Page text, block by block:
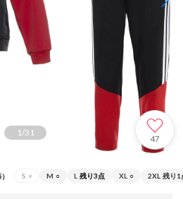
1/31
47
S × M ○ L 残り3点 XL ○ 2XL 残り1